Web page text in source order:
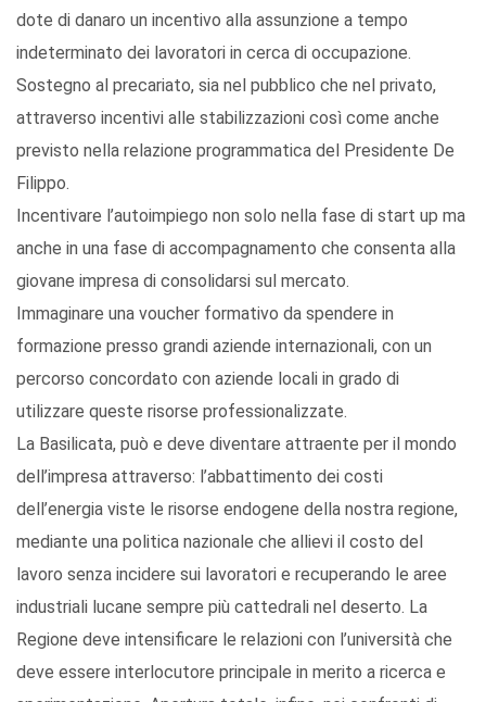
dote di danaro un incentivo alla assunzione a tempo
indeterminato dei lavoratori in cerca di occupazione.
Sostegno al precariato, sia nel pubblico che nel privato,
attraverso incentivi alle stabilizzazioni così come anche
previsto nella relazione programmatica del Presidente De
Filippo.
Incentivare l’autoimpiego non solo nella fase di start up ma
anche in una fase di accompagnamento che consenta alla
giovane impresa di consolidarsi sul mercato.
Immaginare una voucher formativo da spendere in
formazione presso grandi aziende internazionali, con un
percorso concordato con aziende locali in grado di
utilizzare queste risorse professionalizzate.
La Basilicata, può e deve diventare attraente per il mondo
dell’impresa attraverso: l’abbattimento dei costi
dell’energia viste le risorse endogene della nostra regione,
mediante una politica nazionale che allievi il costo del
lavoro senza incidere sui lavoratori e recuperando le aree
industriali lucane sempre più cattedrali nel deserto. La
Regione deve intensificare le relazioni con l’università che
deve essere interlocutore principale in merito a ricerca e